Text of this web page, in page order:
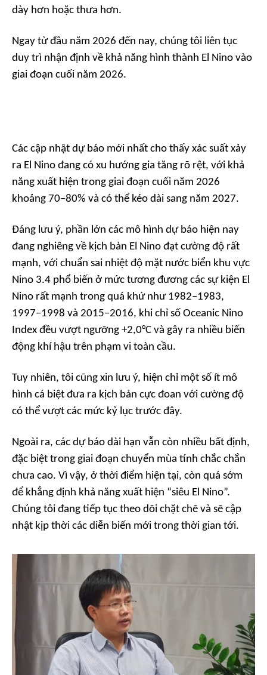
dày hơn hoặc thưa hơn.
Ngay từ đầu năm 2026 đến nay, chúng tôi liên tục
duy trì nhận định về khả năng hình thành El Nino vào
giai đoạn cuối năm 2026.
Các cập nhật dự báo mới nhất cho thấy xác suất xảy
ra El Nino đang có xu hướng gia tăng rõ rệt, với khả
năng xuất hiện trong giai đoạn cuối năm 2026
khoảng 70–80% và có thể kéo dài sang năm 2027.
Đáng lưu ý, phần lớn các mô hình dự báo hiện nay
đang nghiêng về kịch bản El Nino đạt cường độ rất
mạnh, với chuẩn sai nhiệt độ mặt nước biển khu vực
Nino 3.4 phổ biến ở mức tương đương các sự kiện El
Nino rất mạnh trong quá khứ như 1982–1983,
1997–1998 và 2015–2016, khi chỉ số Oceanic Nino
Index đều vượt ngưỡng +2,0°C và gây ra nhiều biến
động khí hậu trên phạm vi toàn cầu.
Tuy nhiên, tôi cũng xin lưu ý, hiện chỉ một số ít mô
hình cá biệt đưa ra kịch bản cực đoan với cường độ
có thể vượt các mức kỷ lục trước đây.
Ngoài ra, các dự báo dài hạn vẫn còn nhiều bất định,
đặc biệt trong giai đoạn chuyển mùa tính chắc chắn
chưa cao. Vì vậy, ở thời điểm hiện tại, còn quá sớm
để khẳng định khả năng xuất hiện “siêu El Nino”.
Chúng tôi đang tiếp tục theo dõi chặt chẽ và sẽ cập
nhật kịp thời các diễn biến mới trong thời gian tới.